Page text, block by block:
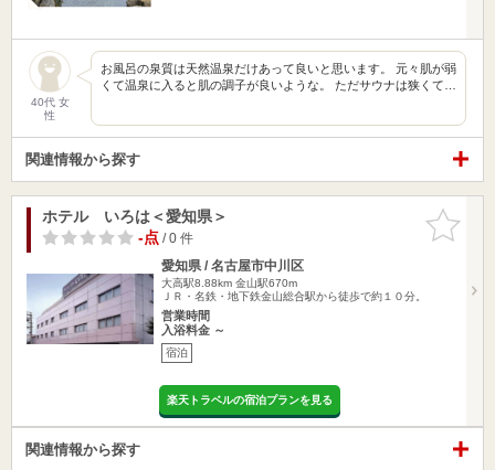
40代 女
性
お風呂の泉質は天然温泉だけあって良いと思います。 元々肌が弱
くて温泉に入ると肌の調子が良いような。 ただサウナは狭くて…
関連情報から探す
お気に入
りに追加
ホテル いろは＜愛知県＞
-点/ 0 件
愛知県 / 名古屋市中川区
大高駅8.88km 金山駅670m
ＪＲ・名鉄・地下鉄金山総合駅から徒歩で約１０分。
営業時間
入浴料金 ～
宿泊
楽天トラベルの宿泊プランを見る
関連情報から探す